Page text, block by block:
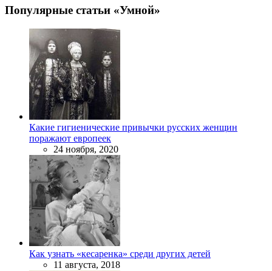
Популярные статьи «Умной»
Какие гигиенические привычки русских женщин
поражают европеек
24 ноября, 2020
Как узнать «кесаренка» среди других детей
11 августа, 2018